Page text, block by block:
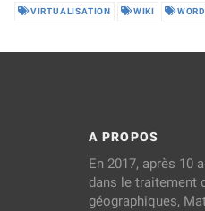
VIRTUALISATION WIKI
A PROPOS
En 2017, après 10
dans le traitement
géographiques,